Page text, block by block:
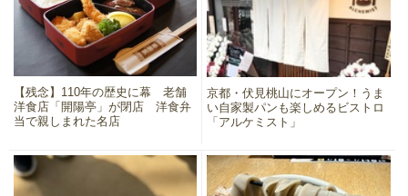
【残念】110年の歴史に幕 老舗
洋食店「開陽亭」が閉店 洋食弁
当で親しまれた名店
京都・伏見桃山にオープン！うま
い自家製パンも楽しめるビストロ
「アルケミスト」